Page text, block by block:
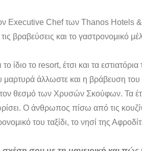
Executive Chef των Thanos Hotels
τις βραβεύσεις και το γαστρονομικό
ίδιο το resort, έτσι και τα
μαρτυρά άλλωστε και η βράβευση
θεσμό των Χρυσών Σκούφων. Τα
Ο άνθρωπος πίσω από τις
του ταξίδι, το νησί της